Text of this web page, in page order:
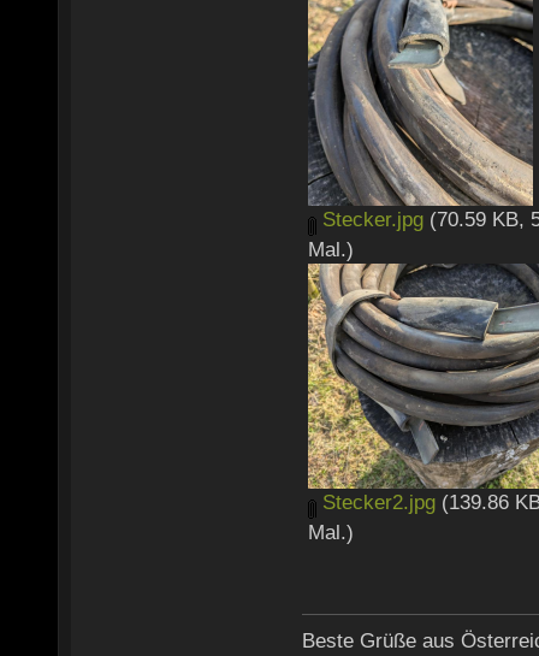
Stecker.jpg (70.59 KB,
Mal.)
Stecker2.jpg (139.86
Mal.)
Beste Grüße aus